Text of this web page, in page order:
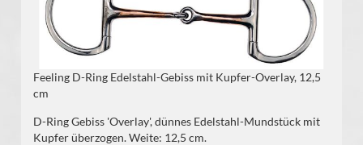
Feeling D-Ring Edelstahl-Gebiss mit Kupfer-Overlay, 12,5
cm
D-Ring Gebiss 'Overlay', dünnes Edelstahl-Mundstück mit
Kupfer überzogen. Weite: 12,5 cm.